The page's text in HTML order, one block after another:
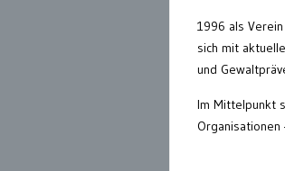
1996 als
sich mit
und
Im Mittelpunkt